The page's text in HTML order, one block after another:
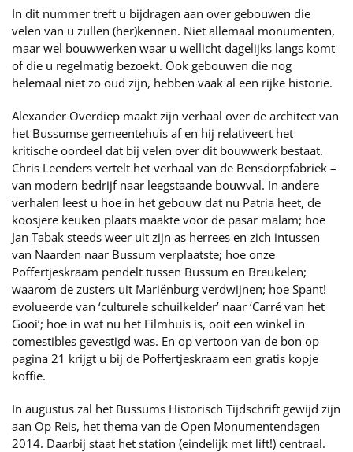
In dit nummer treft u bijdragen aan over gebouwen die
velen van u zullen (her)kennen. Niet allemaal monumenten,
maar wel bouwwerken waar u wellicht dagelijks langs komt
of die u regelmatig bezoekt. Ook gebouwen die nog
helemaal niet zo oud zijn, hebben vaak al een rijke historie.
Alexander Overdiep maakt zijn verhaal over de architect van
het Bussumse gemeentehuis af en hij relativeert het
kritische oordeel dat bij velen over dit bouwwerk bestaat.
Chris Leenders vertelt het verhaal van de Bensdorpfabriek –
van modern bedrijf naar leegstaande bouwval. In andere
verhalen leest u hoe in het gebouw dat nu Patria heet, de
koosjere keuken plaats maakte voor de pasar malam; hoe
Jan Tabak steeds weer uit zijn as herrees en zich intussen
van Naarden naar Bussum verplaatste; hoe onze
Poffertjeskraam pendelt tussen Bussum en Breukelen;
waarom de zusters uit Mariënburg verdwijnen; hoe Spant!
evolueerde van ‘culturele schuilkelder’ naar ‘Carré van het
Gooi’; hoe in wat nu het Filmhuis is, ooit een winkel in
comestibles gevestigd was. En op vertoon van de bon op
pagina 21 krijgt u bij de Poffertjeskraam een gratis kopje
koffie.
In augustus zal het Bussums Historisch Tijdschrift gewijd zijn
aan Op Reis, het thema van de Open Monumentendagen
2014. Daarbij staat het station (eindelijk met lift!) centraal.